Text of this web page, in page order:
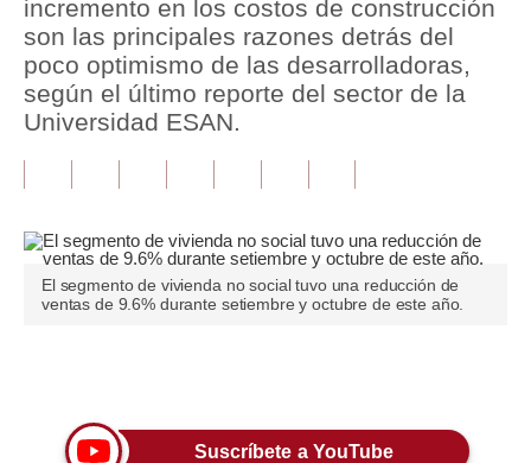
Finanzas Personales
Inmobiliarias
Plus G
Pregunta de hoy
Blogs
Viajes
incremento en los costos de construcción
son las principales razones detrás del
poco optimismo de las desarrolladoras,
según el último reporte del sector de la
Universidad ESAN.
El segmento de vivienda no social tuvo una reducción de
ventas de 9.6% durante setiembre y octubre de este año.
Suscríbete a YouTube